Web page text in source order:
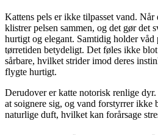
Kattens pels er ikke tilpasset vand.
klistrer pelsen sammen, og det gør det
hurtigt og elegant. Samtidig holder
tørretiden betydeligt. Det føles ikke
sårbare, hvilket strider imod deres
flygte hurtigt.
Derudover er katte notorisk renlige
at soignere sig, og vand forstyrrer ikke
naturlige duft, hvilket kan forårsage